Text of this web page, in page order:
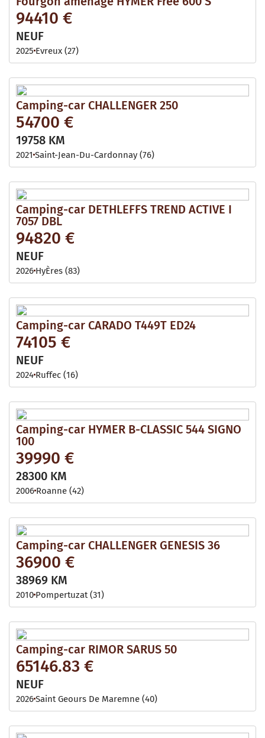
94410 €
NEUF
2025 Evreux (27)
Camping-car CHALLENGER 250
54700 €
19758 KM
2021 Saint-Jean-Du-Cardonnay (76)
Camping-car DETHLEFFS TREND ACTIVE I
7057 DBL
94820 €
NEUF
2026 HyÈres (83)
Camping-car CARADO T449T ED24
74105 €
NEUF
2024 Ruffec (16)
Camping-car HYMER B-CLASSIC 544 SIGNO
100
39990 €
28300 KM
2006 Roanne (42)
Camping-car CHALLENGER GENESIS 36
36900 €
38969 KM
2010 Pompertuzat (31)
Camping-car RIMOR SARUS 50
65146.83 €
NEUF
2026Saint Geours De Maremne (40)